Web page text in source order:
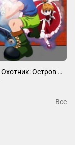
Охотник х Охотник: Остров Жадности — Финал
Все